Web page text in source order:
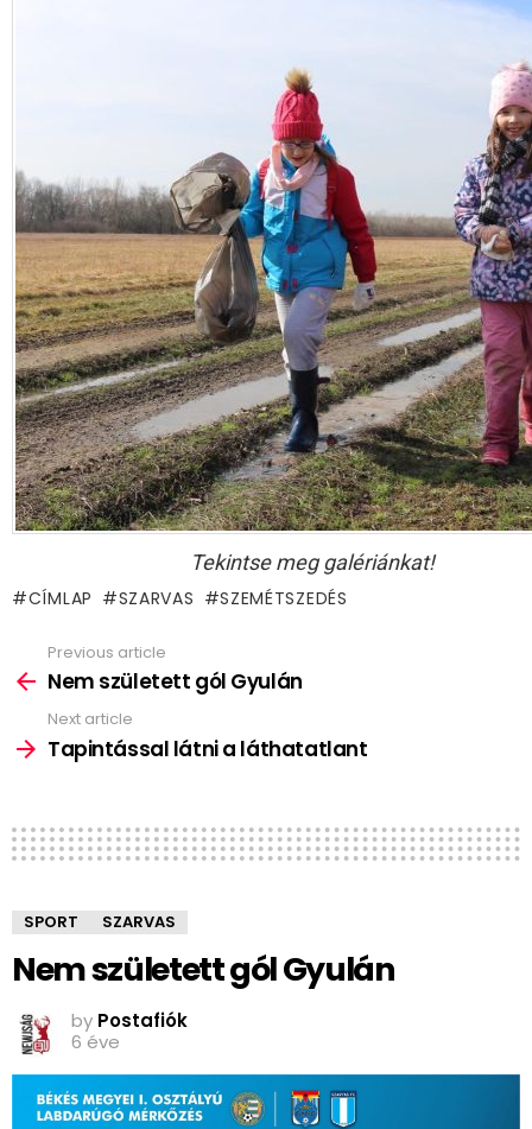
Tekintse meg galériánkat!
CÍMLAP SZARVAS SZEMÉTSZEDÉS
more
Previous article
Nem született gól Gyulán
Next article
Tapintással látni a láthatatlant
SPORT SZARVAS
Nem született gól Gyulán
by Postafiók
6 éve